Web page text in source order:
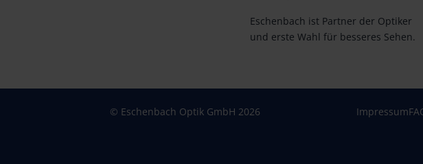
Eschenbach ist Partner der Optiker
und erste Wahl für besseres Sehen.
© Eschenbach Optik GmbH 2026 Impressum